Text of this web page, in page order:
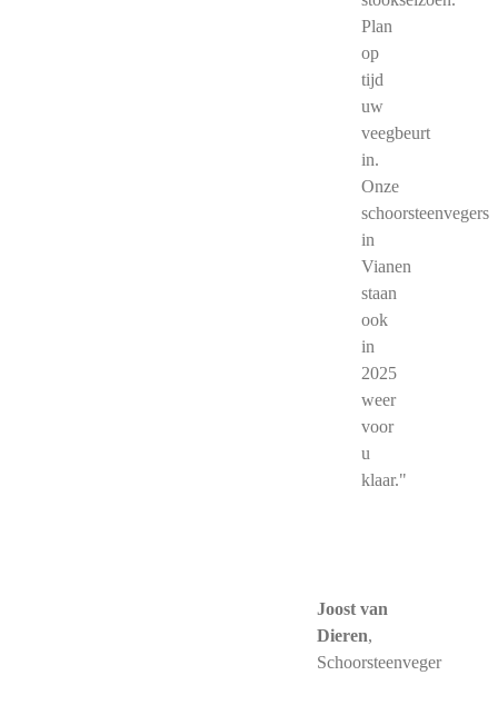
Plan
op
tijd
uw
veegbeurt
in.
Onze
schoorsteenvegers
in
Vianen
staan
ook
in
2025
weer
voor
u
klaar."
Joost van
Dieren,
Schoorsteenveger